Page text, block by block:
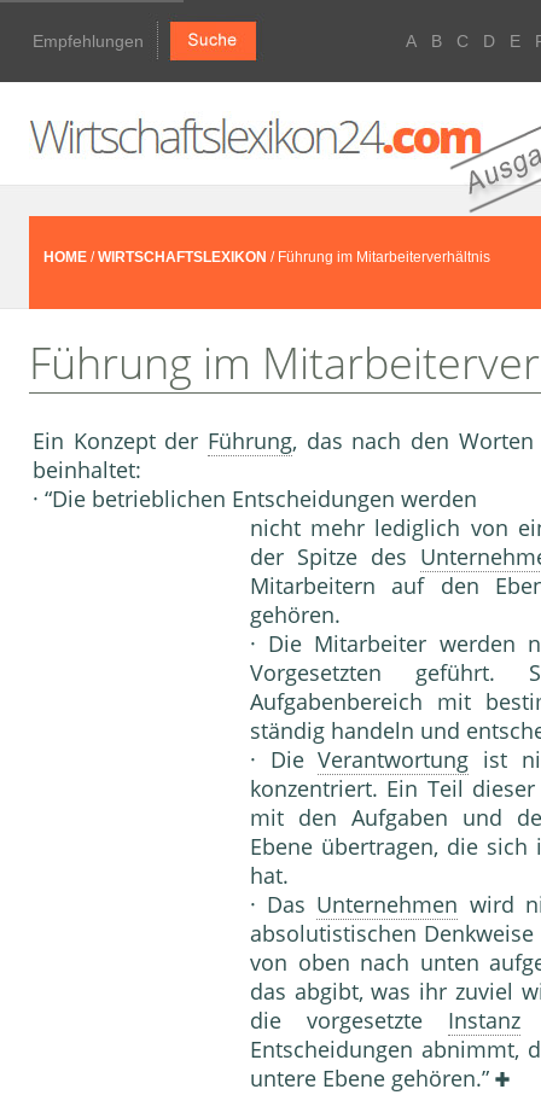
Empfehlungen A B C D E
HOME /WIRTSCHAFTSLEXIKON / Führung im Mitarbeiterverhältnis
Führung im
Ein Konzept der Führung, das nach den
beinhaltet:
· “Die betrieblichen Entscheidungen werden
nicht mehr lediglich von
der Spitze des
Mitarbeitern auf den
gehören.
· Die Mitarbeiter werden
Vorgesetzten
Aufgabenbereich mit
ständig handeln und
· DieVerantwortung ist
konzentriert. Ein Teil
mit den Aufgaben und
Ebene übertragen, die
hat.
· Das Unternehmen wird
absolutistischen
von oben nach unten
das abgibt, was ihr zuviel
die vorge­setzte Instanz
Entscheidungen abnimmt,
untere Ebene gehören.”